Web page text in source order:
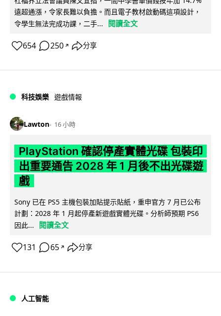
遠超通漲，令家長難以負擔。而且電子教材啟動碼這項設計，
令學生無法完成功課，二手...
閱讀全文
654 250 ↗ 分享
科技娛樂 遊戲情報
Lawton 16 小時
PlayStation 確認停產實體光碟 包裝印
出重要通告 2028 年 1 月後不出光碟遊
戲
Sony 已在 PS5 主機包裝加貼提示貼紙，重申官方 7 月已公布
計劃：2028 年 1 月起停產新遊戲實體光碟。分析師預期 PS6
因此...
閱讀全文
131 65 ↗ 分享
人工智能